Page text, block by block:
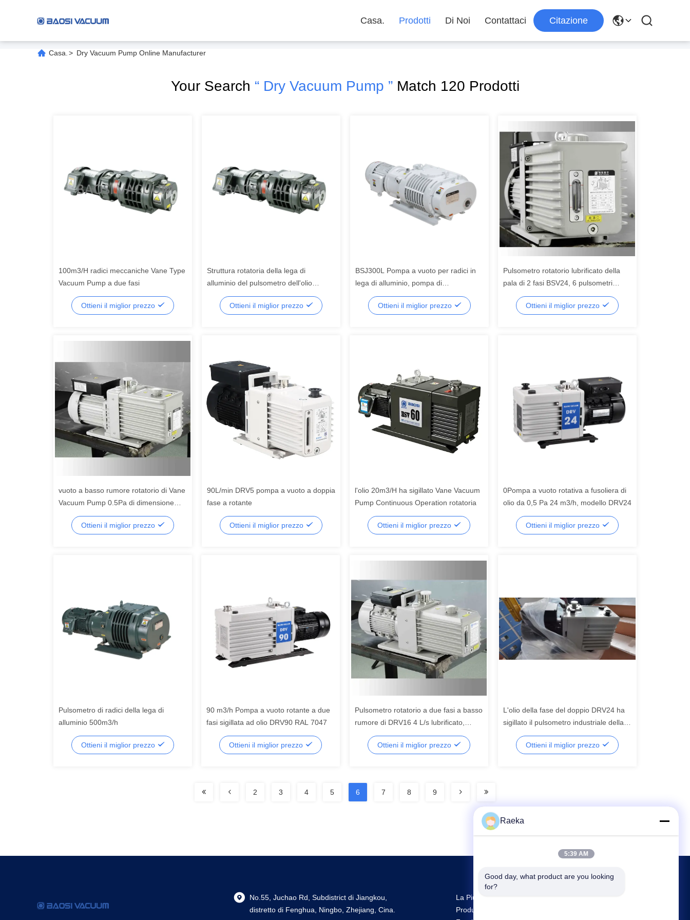
Casa. Prodotti Di Noi Contattaci Citazione
Casa. > Dry Vacuum Pump Online Manufacturer
Your Search “ Dry Vacuum Pump ”Match 120 Prodotti
100m3/H radici meccaniche Vane Type
Vacuum Pump a due fasi
Ottieni il miglior prezzo
Struttura rotatoria della lega di
alluminio del pulsometro dell'olio
160CFM
Ottieni il miglior prezzo
BSJ300L Pompa a vuoto per radici in
lega di alluminio, pompa di
potenziamento 1000m3/h 3.7kW
Ottieni il miglior prezzo
Pulsometro rotatorio lubrificato della
pala di 2 fasi BSV24, 6 pulsometri
industriali di L/s
Ottieni il miglior prezzo
vuoto a basso rumore rotatorio di Vane
Vacuum Pump 0.5Pa di dimensione
compatta del ³ /h di 20m alto ultimo
Ottieni il miglior prezzo
90L/min DRV5 pompa a vuoto a doppia
fase a rotante
Ottieni il miglior prezzo
l'olio 20m3/H ha sigillato Vane Vacuum
Pump Continuous Operation rotatoria
Ottieni il miglior prezzo
0Pompa a vuoto rotativa a fusoliera di
olio da 0,5 Pa 24 m3/h, modello DRV24
Ottieni il miglior prezzo
Pulsometro di radici della lega di
alluminio 500m3/h
Ottieni il miglior prezzo
90 m3/h Pompa a vuoto rotante a due
fasi sigillata ad olio DRV90 RAL 7047
Ottieni il miglior prezzo
Pulsometro rotatorio a due fasi a basso
rumore di DRV16 4 L/s lubrificato,
pulsometro, pulsometro rotatorio della
pala dell'olioOttieni il miglior prezzo
L'olio della fase del doppio DRV24 ha
sigillato il pulsometro industriale della
pompa a rotore 6 L/s
Ottieni il miglior prezzo
2 3 4 5 6 7 8 9
No.55, Juchao Rd, Subdistrict di Jiangkou,
distretto di Fenghua, Ningbo, Zhejiang, Cina.
La Più Grande Ricerca E Sviluppo E
Produzione Rotary Vane Vacuum Pump
Raeka
5:39 AM
Good day, what product are you looking
for?